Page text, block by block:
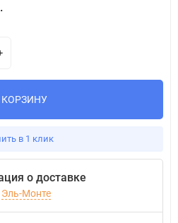
КОРЗИНУ
в 1 клик
о доставке
Эль-Монте